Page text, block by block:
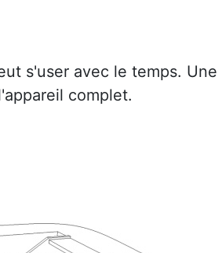
s'user avec le temps.
complet.